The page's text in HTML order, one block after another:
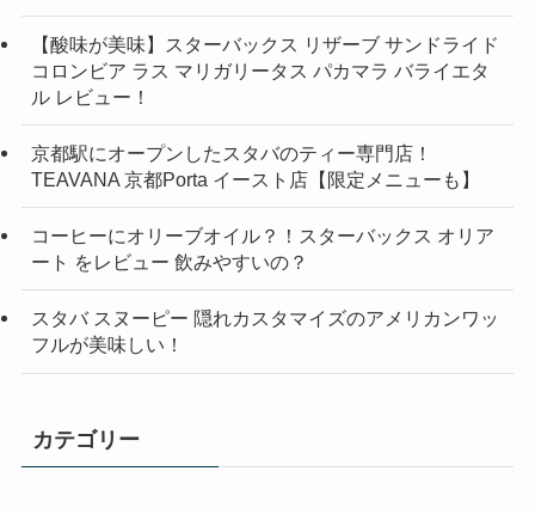
【酸味が美味】スターバックス リザーブ サンドライド
コロンビア ラス マリガリータス パカマラ バライエタ
ル レビュー！
京都駅にオープンしたスタバのティー専門店！
TEAVANA 京都Porta イースト店【限定メニューも】
コーヒーにオリーブオイル？！スターバックス オリア
ート をレビュー 飲みやすいの？
スタバ スヌーピー 隠れカスタマイズのアメリカンワッ
フルが美味しい！
カテゴリー